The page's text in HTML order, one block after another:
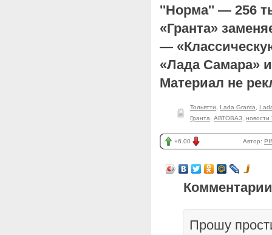
''Норма'' — 256
«Гранта»
—
«Лада Самара»
Материал не
Тольятти Lada Granta
Гранта
АВТОВАЗ новости
+6.00 Автор:
Прошу